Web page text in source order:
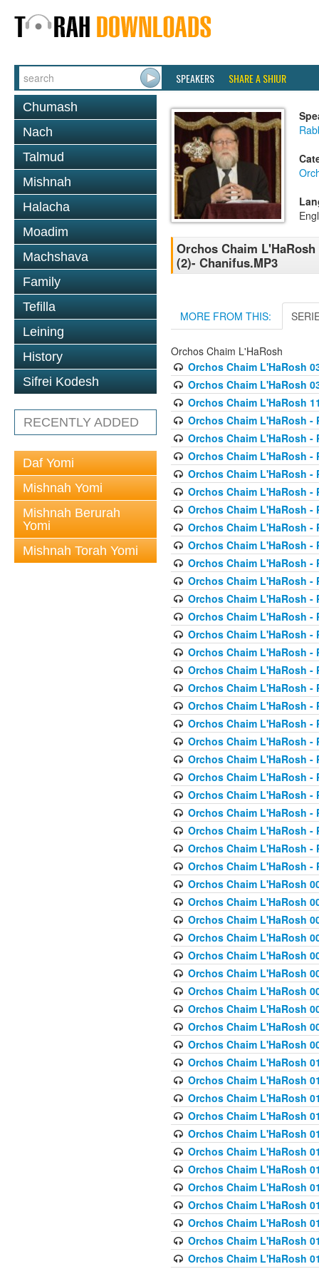
SPEAKERS SHARE A SHIUR
Chumash
Nach
Talmud
Mishnah
Halacha
Moadim
Machshava
Family
Tefilla
Leining
History
Sifrei Kodesh
RECENTLY ADDED
Daf Yomi
Mishnah Yomi
Mishnah Berurah
Yomi
Mishnah Torah Yomi
Orchos Chaim
(2)- Chanifus.MP3
MORE FROM THIS:
Orchos Chaim L'HaRosh
Orchos Chaim L'HaRosh
Orchos Chaim L'HaRosh
Orchos Chaim L'HaRosh
Orchos Chaim L'HaRosh -
Orchos Chaim L'HaRosh -
Orchos Chaim L'HaRosh -
Orchos Chaim L'HaRosh -
Orchos Chaim L'HaRosh -
Orchos Chaim L'HaRosh -
Orchos Chaim L'HaRosh -
Orchos Chaim L'HaRosh -
Orchos Chaim L'HaRosh -
Orchos Chaim L'HaRosh -
Orchos Chaim L'HaRosh -
Orchos Chaim L'HaRosh -
Orchos Chaim L'HaRosh -
Orchos Chaim L'HaRosh -
Orchos Chaim L'HaRosh -
Orchos Chaim L'HaRosh -
Orchos Chaim L'HaRosh -
Orchos Chaim L'HaRosh -
Orchos Chaim L'HaRosh -
Orchos Chaim L'HaRosh -
Orchos Chaim L'HaRosh -
Orchos Chaim L'HaRosh -
Orchos Chaim L'HaRosh -
Orchos Chaim L'HaRosh -
Orchos Chaim L'HaRosh -
Orchos Chaim L'HaRosh -
Orchos Chaim L'HaRosh
Orchos Chaim L'HaRosh
Orchos Chaim L'HaRosh
Orchos Chaim L'HaRosh
Orchos Chaim L'HaRosh
Orchos Chaim L'HaRosh
Orchos Chaim L'HaRosh
Orchos Chaim L'HaRosh
Orchos Chaim L'HaRosh
Orchos Chaim L'HaRosh
Orchos Chaim L'HaRosh
Orchos Chaim L'HaRosh
Orchos Chaim L'HaRosh
Orchos Chaim L'HaRosh
Orchos Chaim L'HaRosh
Orchos Chaim L'HaRosh
Orchos Chaim L'HaRosh
Orchos Chaim L'HaRosh
Orchos Chaim L'HaRosh
Orchos Chaim L'HaRosh
Orchos Chaim L'HaRosh
Orchos Chaim L'HaRosh